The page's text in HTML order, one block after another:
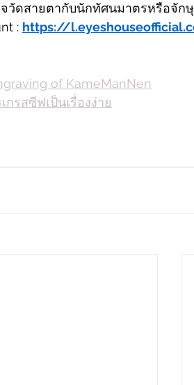
วัดสายตากับนักทัศนมาตรหรือจัก
: https://
of KameManNen
รสซีฟเป็นเรื่องง่าย